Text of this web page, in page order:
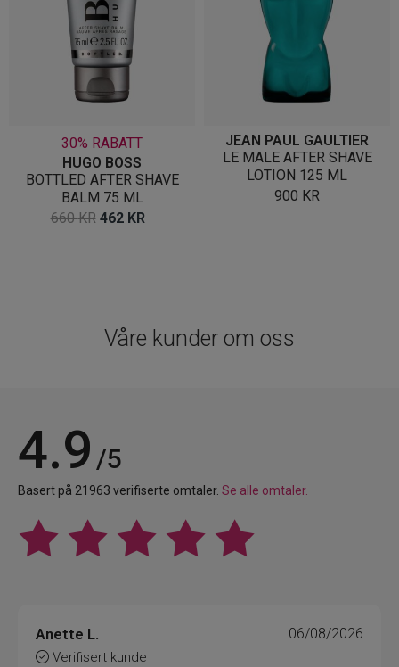
30% RABATT
HUGO BOSS
BOTTLED AFTER SHAVE
BALM 75 ML
660KR OPPRINNELIG
462 KR
JEAN PAUL GAULTIER
LE MALE AFTER SHAVE
LOTION 125 ML
900 KR
Våre kunder om oss
4.9 /5
Basert på 21963 verifiserte omtaler. Se alle omtaler.
Anette L.
Verifisert kunde
06/08/2026